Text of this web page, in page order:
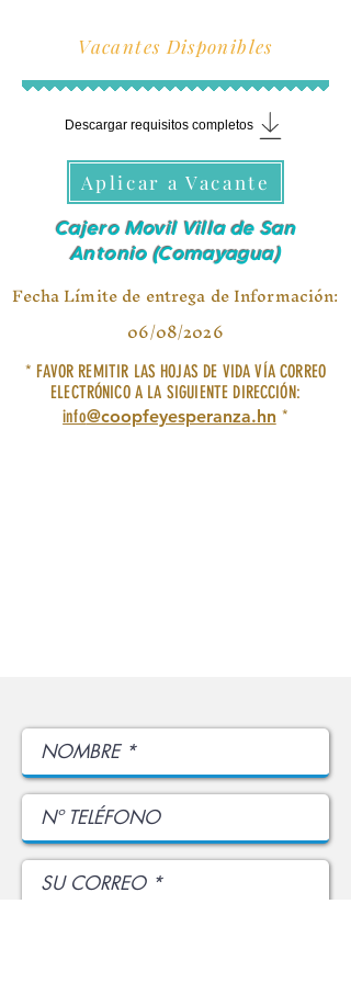
Vacantes Disponibles
Descargar requisitos completos
Aplicar a Vacante
Cajero Movil Villa de San
Antonio (Comayagua)
Fecha Límite de entrega de Información:
06/08/2026
* FAVOR REMITIR LAS HOJAS DE VIDA VÍA CORREO
ELECTRÓNICO A LA SIGUIENTE DIRECCIÓN:
info@coopfeyesperanza.hn *